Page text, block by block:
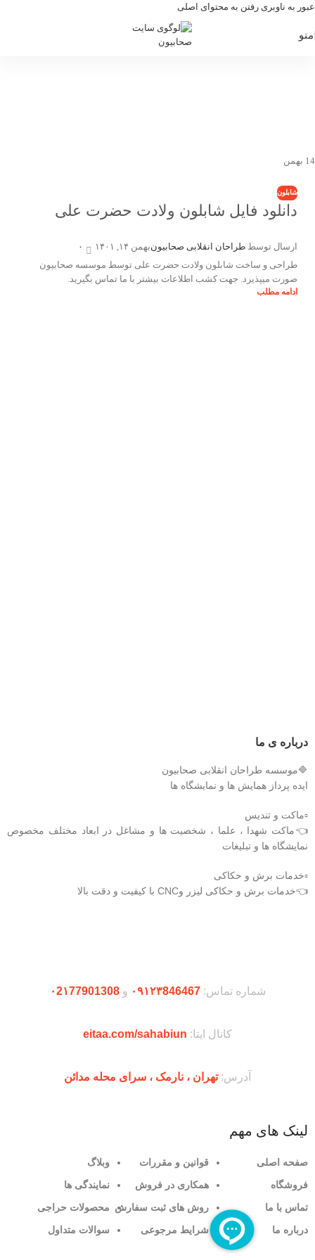
عبور به ناوبری رفتن به محتوای اصلی
منو
14 بهمن
شابلون
دانلود فایل شابلون ولادت حضرت علی
ارسال توسط طراحان انقلابی صحابیونبهمن ۱۴, ۱۴۰۱
۰
طراحی و ساخت شابلون ولادت حضرت علی توسط موسسه صحابیون
صورت میپذیرد. جهت کشب اطلاعات بیشتر با ما تماس بگیرید.
ادامه مطلب
درباره ی ما
🔷موسسه طراحان انقلابی صحابیون
ایده پرداز همایش ها و نمایشگاه ها
▫️ماکت و تندیس
👈ماکت شهدا ، علما ، شخصیت ها و مشاغل در ابعاد مختلف مخصوص
نمایشگاه ها و تبلیغات
▫️خدمات برش و حکاکی
👈خدمات برش و حکاکی لیزر وCNC با کیفیت و دقت بالا
شماره تماس:۰۹۱۲۳846467 و۰2۱77901308
کانال ایتا: eitaa.com/sahabiun
آدرس:تهران ،‌ نارمک ، سرای محله مدائن
لینک های مهم
صفحه اصلی
فروشگاه
تماس با ما
درباره ما
قوانین و مقررات
همکاری در فروش
روش های ثبت سفارش
شرایط مرجوعی
وبلاگ
نمایندگی ها
محصولات حراجی
سوالات متداول